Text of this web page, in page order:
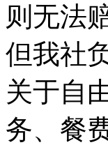
则无法
但我社
关于自
务、餐